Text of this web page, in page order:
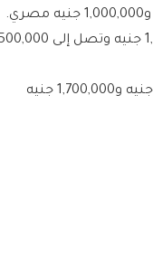
كسيارة سيدان متوسطة الحجم، قد تبدأ أسعارها من 1,200,000 جنيه
سيارة SUV بسبعة مقاعد، قد تتراوح أسعارها بين 1,350,000 جنيه و1,700,000 جنيه